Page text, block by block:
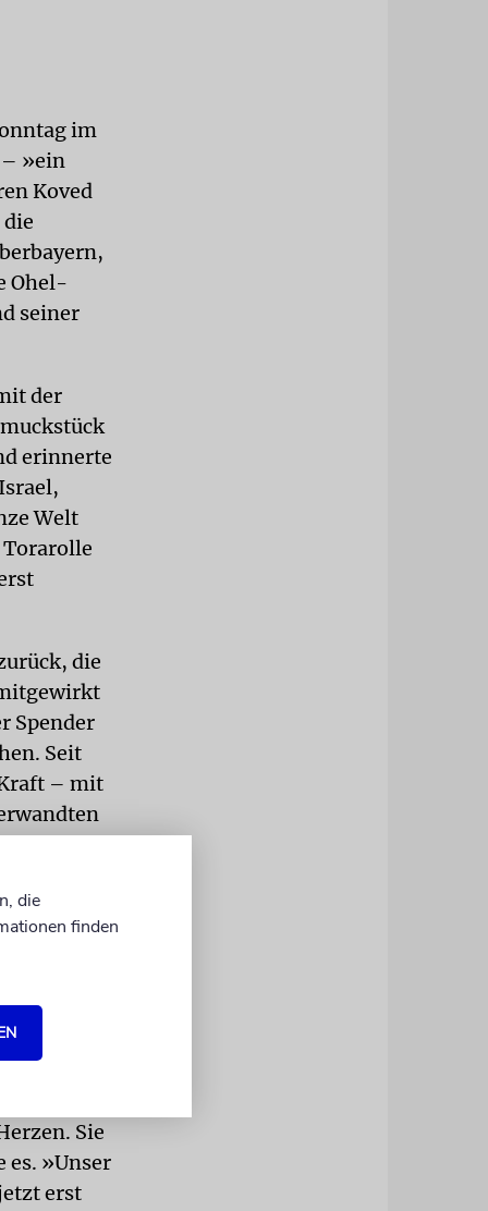
im
– »ein
Koved
Ohel-
seiner
der
erinnerte
Welt
Torarolle
die
Spender
Seit
– mit
in
Sie
es. »Unser
erst
die
finden